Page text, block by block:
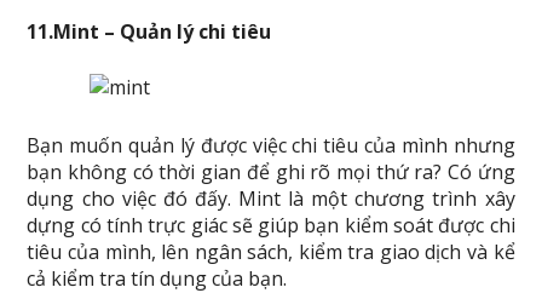
11.Mint – Quản lý chi tiêu
Bạn muốn quản lý được việc chi tiêu của mình nhưng
bạn không có thời gian để ghi rõ mọi thứ ra? Có ứng
dụng cho việc đó đấy. Mint là một chương trình xây
dựng có tính trực giác sẽ giúp bạn kiểm soát được chi
tiêu của mình, lên ngân sách, kiểm tra giao dịch và kể
cả kiểm tra tín dụng của bạn.